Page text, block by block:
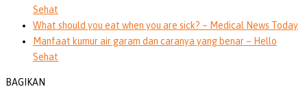
Sehat
What should you eat when you are sick? – Medical News Today
Manfaat kumur air garam dan caranya yang benar – Hello
Sehat
BAGIKAN